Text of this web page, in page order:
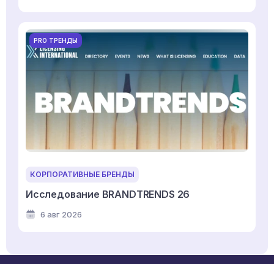
PRO ТРЕНДЫ
КОРПОРАТИВНЫЕ БРЕНДЫ
Исследование BRANDTRENDS 26
6 авг 2026